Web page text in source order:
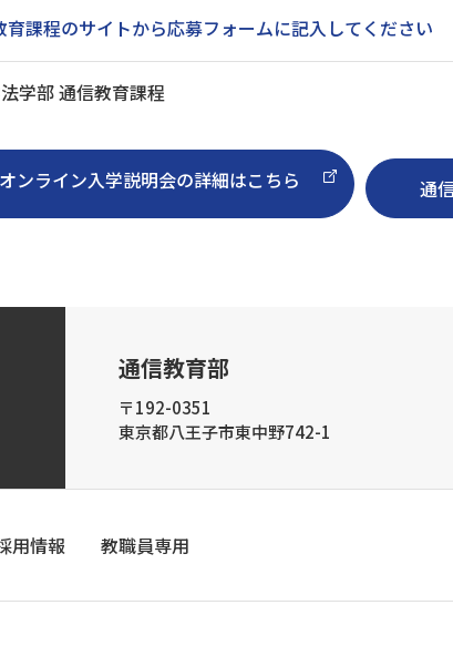
育課程のサイトから応募フォームに記入してください
学部 通信教育課程
オンライン入学説明会の詳細はこちら 通
通信教育部
〒192-0351
東京都八王子市東中野742-1
用情報 教職員専用